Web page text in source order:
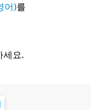
어)를
세요.